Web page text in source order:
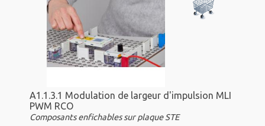
A1.1.3.1 Modulation de largeur d'impulsion MLI
PWM RCO
Composants enfichables sur plaque STE